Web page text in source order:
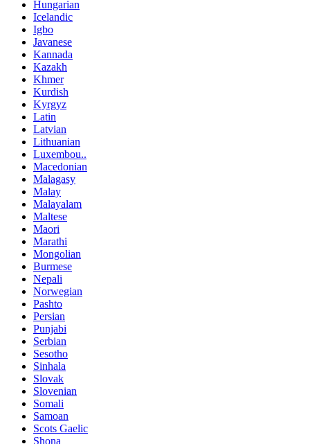
Hungarian
Icelandic
Igbo
Javanese
Kannada
Kazakh
Khmer
Kurdish
Kyrgyz
Latin
Latvian
Lithuanian
Luxembou..
Macedonian
Malagasy
Malay
Malayalam
Maltese
Maori
Marathi
Mongolian
Burmese
Nepali
Norwegian
Pashto
Persian
Punjabi
Serbian
Sesotho
Sinhala
Slovak
Slovenian
Somali
Samoan
Scots Gaelic
Shona